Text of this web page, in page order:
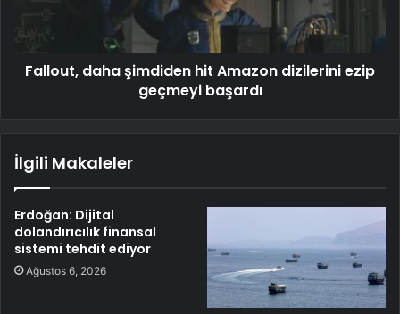
Fallout, daha şimdiden hit Amazon dizilerini ezip
geçmeyi başardı
İlgili Makaleler
Erdoğan: Dijital
dolandırıcılık finansal
sistemi tehdit ediyor
Ağustos 6, 2026